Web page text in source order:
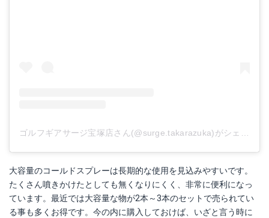
大容量のコールドスプレーは長期的な使用を見込みやすいです。
たくさん噴きかけたとしても無くなりにくく、非常に便利になっ
ています。最近では大容量な物が2本～3本のセットで売られてい
る事も多くお得です。今の内に購入しておけば、いざと言う時に